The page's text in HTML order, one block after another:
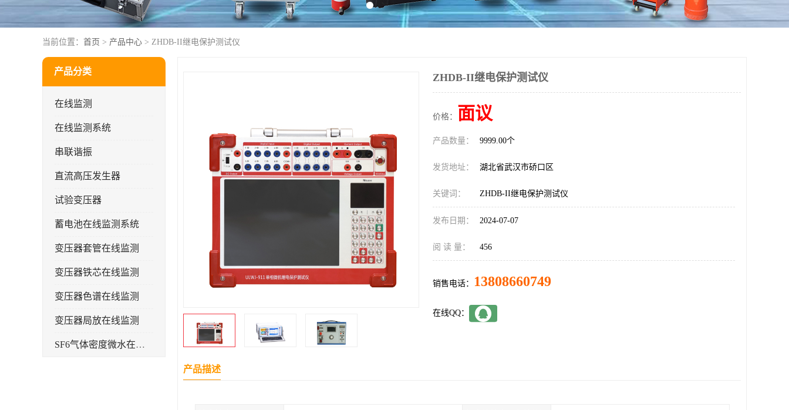
当前位置： 首页 > 产品中心 > ZHDB-II继电保护测试仪
产品分类
在线监测
在线监测系统
串联谐振
直流高压发生器
试验变压器
蓄电池在线监测系统
变压器套管在线监测
变压器铁芯在线监测
变压器色谱在线监测
变压器局放在线监测
SF6气体密度微水在线监测系统
ZHDB-II继电保护测试仪
价格： 面议
产品数量： 9999.00个
发货地址： 湖北省武汉市硚口区
关键词： ZHDB-II继电保护测试仪
发布日期： 2024-07-07
阅 读 量： 456
销售电话： 13808660749
在线QQ：
产品描述